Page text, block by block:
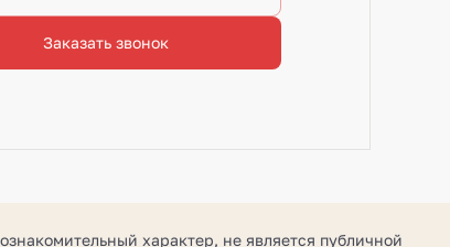
Заказать звонок
характер, не является публичной